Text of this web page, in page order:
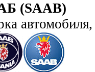
(SAAB)